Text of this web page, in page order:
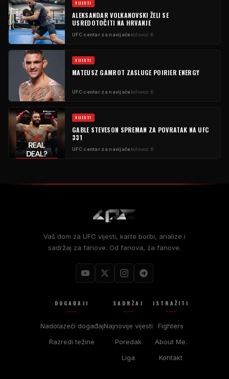
VIJESTI
ALEKSANDAR VOLKANOVSKI ŽELI SE
USREDOTOČITI NA HRVANJE
UFC centar za navijačekolovoz 6
VIJESTI
MATEUSZ GAMROT ZASLUGE POIRIER ENERGY
UFC centar za navijačekolovoz 6
VIJESTI
GABLE STEVESON SPREMAN ZA POVRATAK NA UFC
331
UFC centar za navijačekolovoz 6
Vaš dom za UFC vijesti, karte borbi, analize i
sadržaj za fanove. Od fanova, za fanove.
DOGAĐAJI
Nadolazeći događaj
Razredi težine
SADRŽAJ
Najnovije vijesti
Poredak
Liga
ISTRAŽITI
Fighters
About Me.
Kontakt